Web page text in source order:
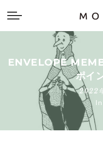
Back
about
編み物はじめて教室：かぎ針編
編み物はじめて教室：棒針編
Errata お詫びと訂正
Back
online shop
Tools & Notions
Knitting kit
Patterns & Books
ENVELOPE
ポイ
2022
In